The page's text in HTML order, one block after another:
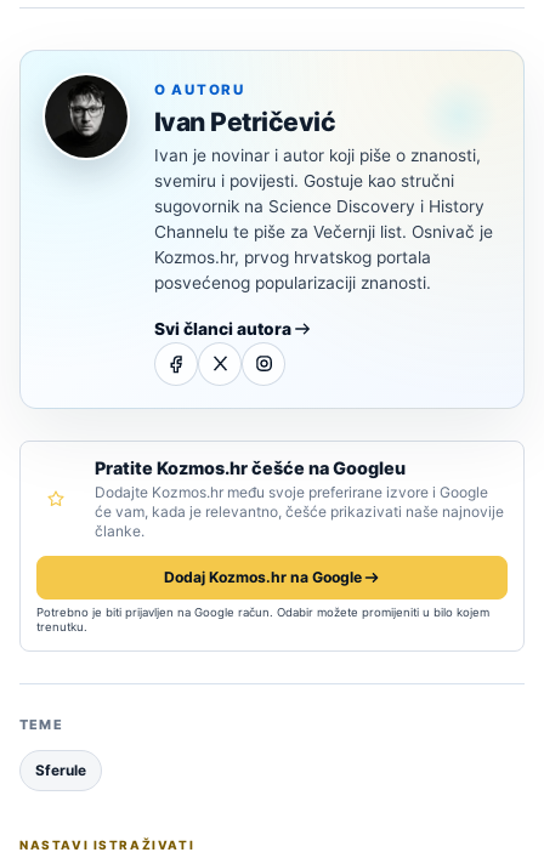
O AUTORU
Ivan Petričević
Ivan je novinar i autor koji piše o znanosti,
svemiru i povijesti. Gostuje kao stručni
sugovornik na Science Discovery i History
Channelu te piše za Večernji list. Osnivač je
Kozmos.hr, prvog hrvatskog portala
posvećenog popularizaciji znanosti.
Svi članci autora
Pratite Kozmos.hr češće na Googleu
Dodajte Kozmos.hr među svoje preferirane izvore i Google
će vam, kada je relevantno, češće prikazivati naše najnovije
članke.
Dodaj Kozmos.hr na Google
Potrebno je biti prijavljen na Google račun. Odabir možete promijeniti u bilo kojem
trenutku.
TEME
Sferule
NASTAVI ISTRAŽIVATI